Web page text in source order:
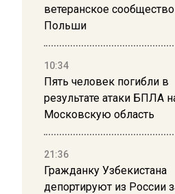
ветеранское сообщество
Польши
10:34
Пять человек погибли в
результате атаки БПЛА
Московскую область
21:36
Гражданку Узбекистана
депортируют из России